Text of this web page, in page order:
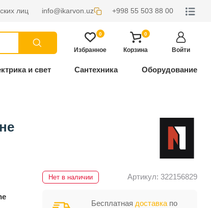
лиц info@ikarvon.uz +998 55 503 88 00
0
Избранное
0
Корзина Войти
и свет Сантехника Оборудование
Нет в наличии Артикул: 322156829
Бесплатная доставкапо